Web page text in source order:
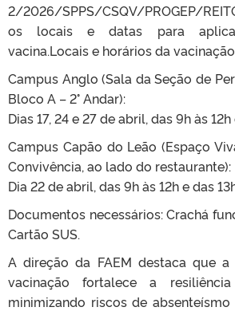
2/2026/SPPS/CSQV/PROGEP/
os locais e datas para
vacina.Locais e horários da
Campus Anglo (Sala da Seção de
Bloco A – 2° Andar):
Dias 17, 24 e 27 de abril, das 9h às 12h
Campus Capão do Leão (Espaço
Convivência, ao lado do restaurante):
Dia 22 de abril, das 9h às 12h e das
Documentos necessários: Crachá
Cartão SUS.
A direção da FAEM destaca que a
vacinação fortalece a
minimizando riscos de